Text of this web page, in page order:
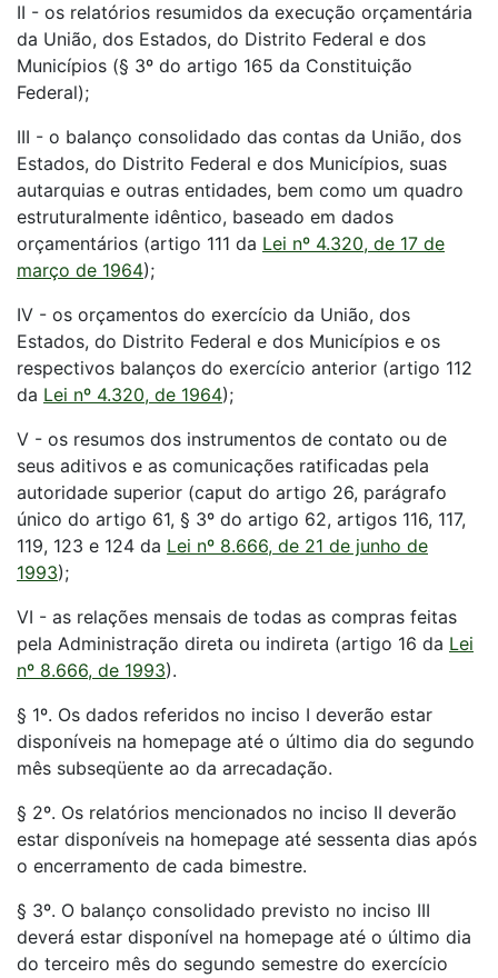
II - os relatórios resumidos da execução orçamentária
da União, dos Estados, do Distrito Federal e dos
Municípios (§ 3º do artigo 165 da Constituição
Federal);
III - o balanço consolidado das contas da União, dos
Estados, do Distrito Federal e dos Municípios, suas
autarquias e outras entidades, bem como um quadro
estruturalmente idêntico, baseado em dados
orçamentários (artigo 111 da Lei nº 4.320, de 17 de
março de 1964);
IV - os orçamentos do exercício da União, dos
Estados, do Distrito Federal e dos Municípios e os
respectivos balanços do exercício anterior (artigo 112
da Lei nº 4.320, de 1964);
V - os resumos dos instrumentos de contato ou de
seus aditivos e as comunicações ratificadas pela
autoridade superior (caput do artigo 26, parágrafo
único do artigo 61, § 3º do artigo 62, artigos 116, 117,
119, 123 e 124 da Lei nº 8.666, de 21 de junho de
1993);
VI - as relações mensais de todas as compras feitas
pela Administração direta ou indireta (artigo 16 da Lei
nº 8.666, de 1993).
§ 1º. Os dados referidos no inciso I deverão estar
disponíveis na homepage até o último dia do segundo
mês subseqüente ao da arrecadação.
§ 2º. Os relatórios mencionados no inciso II deverão
estar disponíveis na homepage até sessenta dias após
o encerramento de cada bimestre.
§ 3º. O balanço consolidado previsto no inciso III
deverá estar disponível na homepage até o último dia
do terceiro mês do segundo semestre do exercício